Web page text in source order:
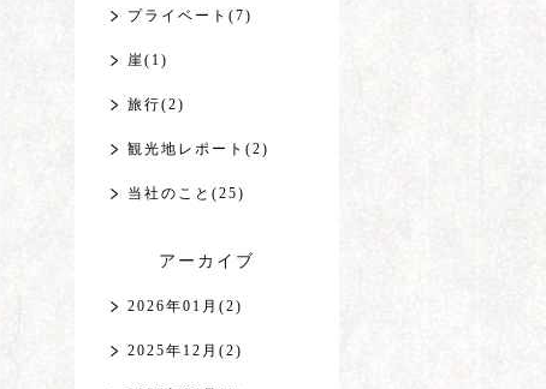
プライベート(7)
崖(1)
旅行(2)
観光地レポート(2)
当社のこと(25)
アーカイブ
2026年01月(2)
2025年12月(2)